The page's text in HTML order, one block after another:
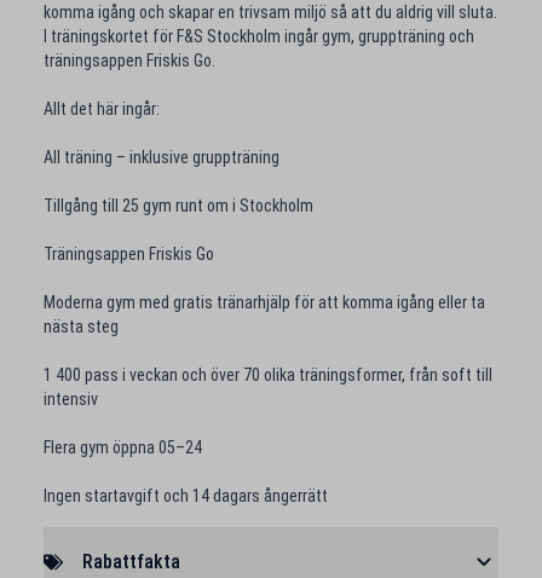
komma igång och skapar en trivsam miljö så att du aldrig vill sluta.
I träningskortet för F&S Stockholm ingår gym, gruppträning och
träningsappen Friskis Go.
Allt det här ingår:
All träning – inklusive gruppträning
Tillgång till 25 gym runt om i Stockholm
Träningsappen Friskis Go
Moderna gym med gratis tränarhjälp för att komma igång eller ta
nästa steg
1 400 pass i veckan och över 70 olika träningsformer, från soft till
intensiv
Flera gym öppna 05–24
Ingen startavgift och 14 dagars ångerrätt
Rabattfakta